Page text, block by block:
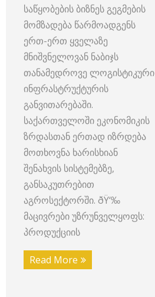
საწყობების ბიზნეს გეგმების
მომზადება წარმოადგენს
ერთ-ერთ ყველაზე
მნიშვნელოვან ნაბიჯს
თანამედროვე ლოგისტიკური
ინფრასტრუქტურის
განვითარებაში.
საქართველოში ეკონომიკის
ზრდასთან ერთად იზრდება
მოთხოვნა ხარისხიან
შენახვის სისტემებზე,
განსაკუთრებით
აგროსექტორში. ðŸ‘‰
მაცივრები უზრუნველყოფს:
პროდუქციის
Read More